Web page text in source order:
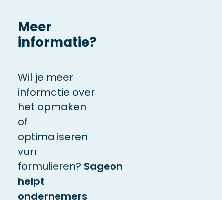
Meer
informatie?
Wil je meer
informatie over
het opmaken
of
optimaliseren
van
formulieren? Sageon
helpt
ondernemers